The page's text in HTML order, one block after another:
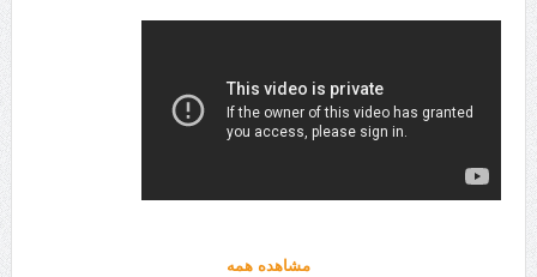
مشاهده همه